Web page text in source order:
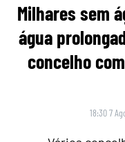
Milhares sem
água
concelho
18:30 7